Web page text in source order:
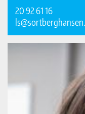
20 92 61 16